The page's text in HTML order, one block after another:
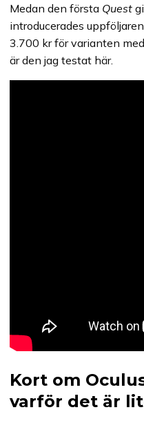
Medan den första Quest
introducerades
3.700 kr för varianten
är den jag testat här.
Kort om
varför det är